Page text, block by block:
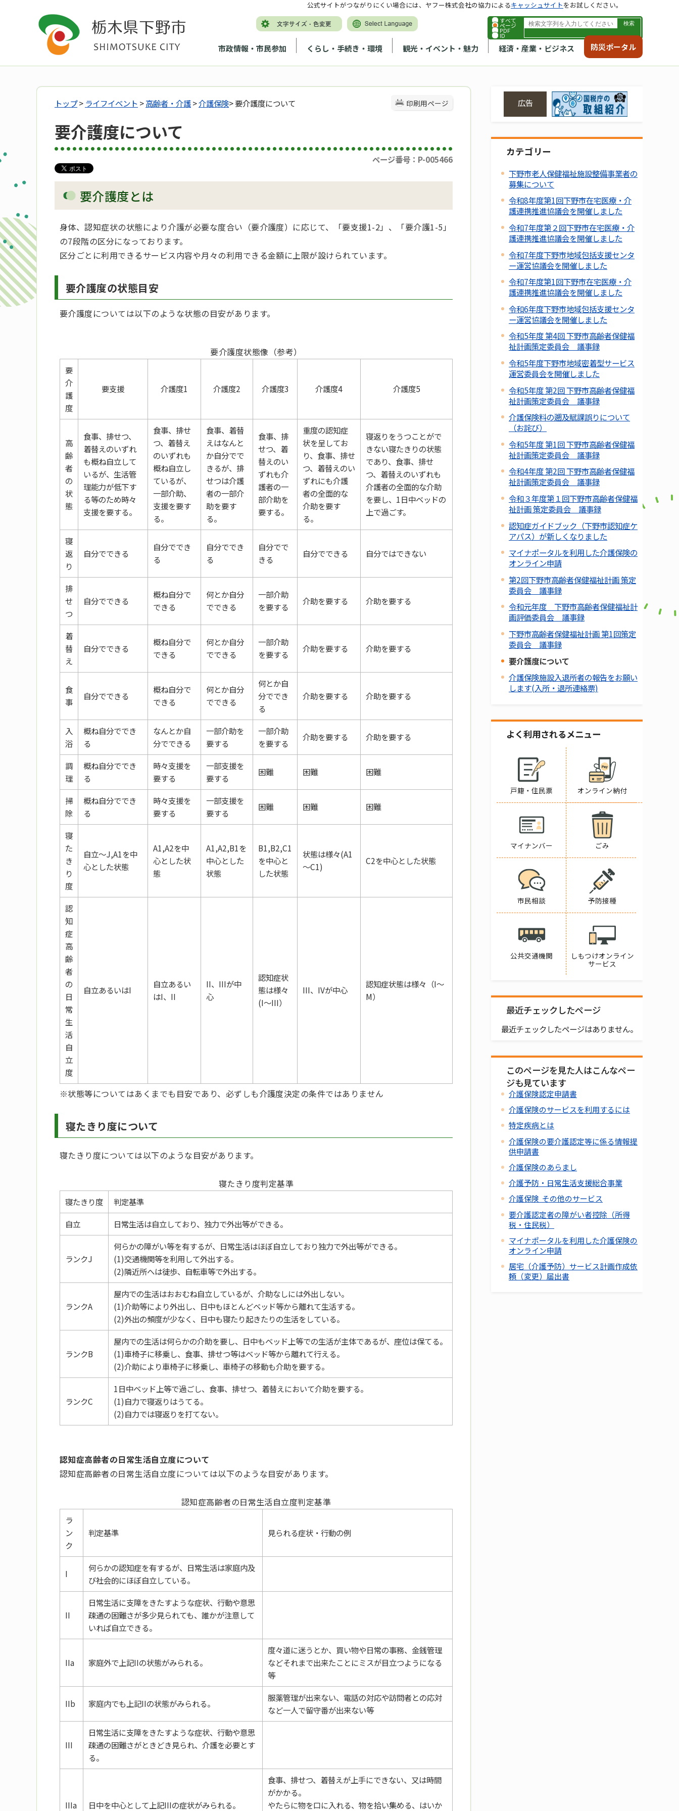
すべて
ページ
PDF
ID
市政情報・市民参加 くらし・手続き・環境 観光・イベント・魅力 経済・産業・ビジネス 防災ポータル
公式サイトがつながりにくい場合には、ヤフー株式会社の協力によるキャッシュサイトをお試しください。
印刷用ページ
トップ> ライフイベント >高齢者・介護>介護保険> 要介護度について
要介護度について
ページ番号：P-005466
要介護度とは
身体、認知症状の状態により介護が必要な度合い（要介護度）に応じて、「要支援1-2」、「要介護1-5」
の7段階の区分になっております。
区分ごとに利用できるサービス内容や月々の利用できる金額に上限が設けられています。
要介護度の状態目安
要介護度については以下のような状態の目安があります。
要介護度状態像（参考）
要
介
護
度
要支援 介護度1 介護度2 介護度3 介護度4 介護度5
高
齢
者
の
状
態
食事、排せつ、
着替えのいずれ
も概ね自立して
いるが、生活管
理能力が低下す
る等のため時々
支援を要する。
食事、排せ
つ、着替え
のいずれも
概ね自立し
ているが、
一部介助、
支援を要す
る。
食事、着替
えはなんと
か自分でで
きるが、排
せつは介護
者の一部介
助を要す
る。
食事、排
せつ、着
替えのい
ずれも介
護者の一
部介助を
要する。
重度の認知症
状を呈してお
り、食事、排せ
つ、着替えのい
ずれにも介護
者の全面的な
介助を要す
る。
寝返りをうつことがで
きない寝たきりの状態
であり、食事、排せ
つ、着替えのいずれも
介護者の全面的な介助
を要し、1日中ベッドの
上で過ごす。
寝
返
り
自分でできる
自分ででき
る
自分ででき
る
自分でで
きる
自分でできる 自分ではできない
排
せ
つ
自分でできる
概ね自分で
できる
何とか自分
でできる
一部介助
を要する
介助を要する 介助を要する
着
替
え
自分でできる
概ね自分で
できる
何とか自分
でできる
一部介助
を要する
介助を要する 介助を要する
食
事
自分でできる
概ね自分で
できる
何とか自分
でできる
何とか自
分ででき
る
介助を要する 介助を要する
入
浴
概ね自分ででき
る
なんとか自
分でできる
一部介助を
要する
一部介助
を要する
介助を要する 介助を要する
調
理
概ね自分ででき
る
時々支援を
要する
一部支援を
要する
困難 困難 困難
掃
除
概ね自分ででき
る
時々支援を
要する
一部支援を
要する
困難 困難 困難
寝
た
き
り
度
自立～J,A1を中
心とした状態
A1,A2を中
心とした状
態
A1,A2,B1を
中心とした
状態
B1,B2,C1
を中心と
した状態
状態は様々(A1
～C1)
C2を中心とした状態
認
知
症
高
齢
者
の
日
常
生
活
自
立
度
自立あるいはI
自立あるい
はI、II
II、IIIが中
心
認知症状
態は様々
(I～III）
III、IVが中心
認知症状態は様々（I～
M）
※状態等についてはあくまでも目安であり、必ずしも介護度決定の条件ではありません
寝たきり度について
寝たきり度については以下のような目安があります。
寝たきり度判定基準
寝たきり度
判定基準
自立
日常生活は自立しており、独力で外出等ができる。
ランクJ
何らかの障がい等を有するが、日常生活はほぼ自立しており独力で外出等ができる。
(1)交通機関等を利用して外出する。
(2)隣近所へは徒歩、自転車等で外出する。
ランクA
屋内での生活はおおむね自立しているが、介助なしには外出しない。
(1)介助等により外出し、日中もほとんどベッド等から離れて生活する。
(2)外出の頻度が少なく、日中も寝たり起きたりの生活をしている。
ランクB
屋内での生活は何らかの介助を要し、日中もベッド上等での生活が主体であるが、座位は保てる。
(1)車椅子に移乗し、食事、排せつ等はベッド等から離れて行える。
(2)介助により車椅子に移乗し、車椅子の移動も介助を要する。
ランクC
1日中ベッド上等で過ごし、食事、排せつ、着替えにおいて介助を要する。
(1)自力で寝返りはうてる。
(2)自力では寝返りを打てない。
認知症高齢者の日常生活自立度について
認知症高齢者の日常生活自立度については以下のような目安があります。
認知症高齢者の日常生活自立度判定基準
ラ
ン
ク
判定基準 見られる症状・行動の例
I
何らかの認知症を有するが、日常生活は家庭内及
び社会的にほぼ自立している。
II
日常生活に支障をきたすような症状、行動や意思
疎通の困難さが多少見られても、誰かが注意して
いれば自立できる。
IIa 家庭外で上記IIの状態がみられる。
度々道に迷うとか、買い物や日常の事務、金銭管理
などそれまで出来たことにミスが目立つようになる
等
IIb 家庭内でも上記IIの状態がみられる。
服薬管理が出来ない、電話の対応や訪問者との応対
など一人で留守番が出来ない等
III
日常生活に支障をきたすような症状、行動や意思
疎通の困難さがときどき見られ、介護を必要とす
る。
IIIa 日中を中心として上記IIIの症状がみられる。
食事、排せつ、着替えが上手にできない、又は時間
がかかる。
やたらに物を口に入れる、物を拾い集める、はいか
広告
カテゴリー
下野市老人保健福祉施設整備事業者の
募集について
令和8年度第1回下野市在宅医療・介
護連携推進協議会を開催しました
令和7年度第２回下野市在宅医療・介
護連携推進協議会を開催しました
令和7年度下野市地域包括支援センタ
ー運営協議会を開催しました
令和7年度第1回下野市在宅医療・介
護連携推進協議会を開催しました
令和6年度下野市地域包括支援センタ
ー運営協議会を開催しました
令和5年度 第4回 下野市高齢者保健福
祉計画策定委員会 議事録
令和5年度下野市地域密着型サービス
運営委員会を開催しました
令和5年度 第2回 下野市高齢者保健福
祉計画策定委員会 議事録
介護保険料の遡及賦課誤りについて
（お詫び）
令和5年度 第1回 下野市高齢者保健福
祉計画策定委員会 議事録
令和4年度 第2回 下野市高齢者保健福
祉計画策定委員会 議事録
令和３年度第１回下野市高齢者保健福
祉計画 策定委員会 議事録
認知症ガイドブック（下野市認知症ケ
アパス）が新しくなりました
マイナポータルを利用した介護保険の
オンライン申請
第2回下野市高齢者保健福祉計画 策定
委員会 議事録
令和元年度 下野市高齢者保健福祉計
画評価委員会 議事録
下野市高齢者保健福祉計画 第1回策定
委員会 議事録
要介護度について
介護保険施設入退所者の報告をお願い
します(入所・退所連絡票)
よく利用されるメニュー
戸籍・住民票 オンライン納付
マイナンバー ごみ
市民相談 予防接種
公共交通機関
しもつけオンライン
サービス
最近チェックしたページ
最近チェックしたページはありません。
このページを見た人はこんなペー
ジも見ています
介護保険認定申請書
介護保険のサービスを利用するには
特定疾病とは
介護保険の要介護認定等に係る情報提
供申請書
介護保険のあらまし
介護予防・日常生活支援総合事業
介護保険 その他のサービス
要介護認定者の障がい者控除（所得
税・住民税）
マイナポータルを利用した介護保険の
オンライン申請
居宅（介護予防）サービス計画作成依
頼（変更）届出書